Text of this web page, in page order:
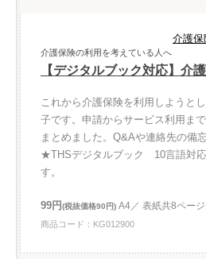
介護保
介護保険の利用を考えている人へ
【デジタルブック対応】介
これから介護保険を利用しようと
子です。申請からサービス利用ま
まとめました。Q&Aや連絡先の備忘
★THSデジタルブック 10言語対
す。
99円(税抜価格90円) A4／ 表紙共8ペー
商品コード：KG012900